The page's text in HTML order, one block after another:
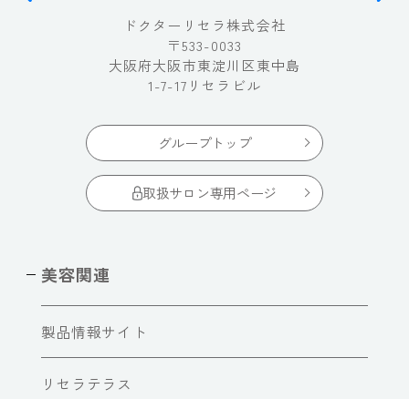
ドクターリセラ株式会社
〒533-0033
大阪府大阪市東淀川区東中島
1-7-17リセラビル
グループトップ
取扱サロン専用ページ
美容関連
製品情報サイト
リセラテラス